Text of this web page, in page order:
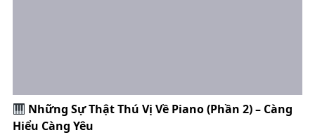
Những Sự Thật Thú Vị Về Piano (Phần 2) – Càng
Hiểu Càng Yêu